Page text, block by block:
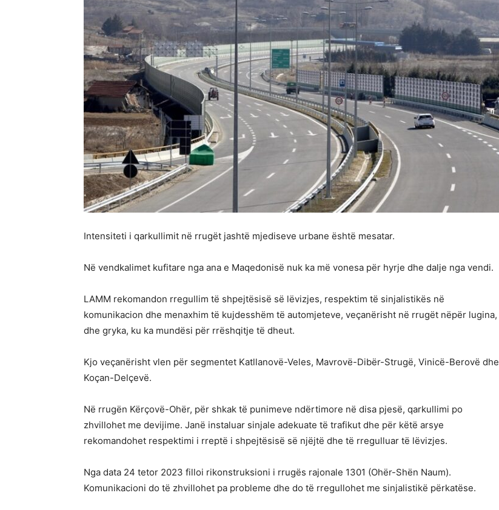
Intensiteti i qarkullimit në rrugët jashtë mjediseve urbane është mesatar.
Në vendkalimet kufitare nga ana e Maqedonisë nuk ka më vonesa për hyrje dhe dalje nga vendi.
LAMM rekomandon rregullim të shpejtësisë së lëvizjes, respektim të sinjalistikës në
komunikacion dhe menaxhim të kujdesshëm të automjeteve, veçanërisht në rrugët nëpër lugina,
dhe gryka, ku ka mundësi për rrëshqitje të dheut.
Kjo veçanërisht vlen për segmentet Katllanovë-Veles, Mavrovë-Dibër-Strugë, Vinicë-Berovë dhe
Koçan-Delçevë.
Në rrugën Kërçovë-Ohër, për shkak të punimeve ndërtimore në disa pjesë, qarkullimi po
zhvillohet me devijime. Janë instaluar sinjale adekuate të trafikut dhe për këtë arsye
rekomandohet respektimi i rreptë i shpejtësisë së njëjtë dhe të rregulluar të lëvizjes.
Nga data 24 tetor 2023 filloi rikonstruksioni i rrugës rajonale 1301 (Ohër-Shën Naum).
Komunikacioni do të zhvillohet pa probleme dhe do të rregullohet me sinjalistikë përkatëse.